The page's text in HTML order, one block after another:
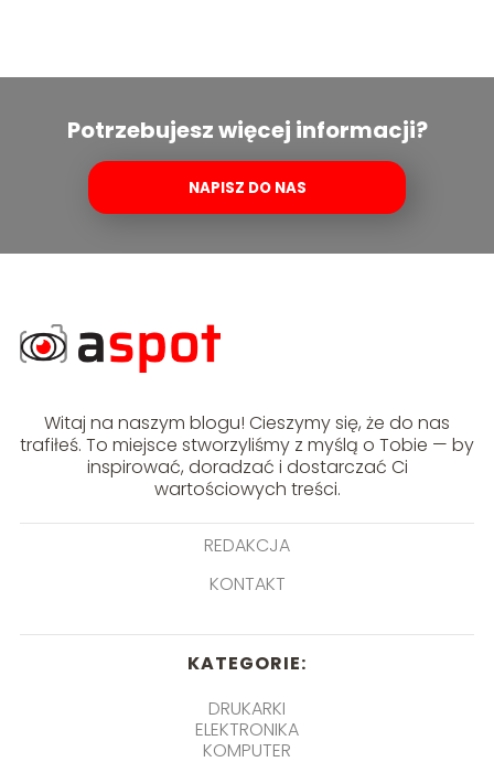
Potrzebujesz więcej informacji?
NAPISZ DO NAS
Witaj na naszym blogu! Cieszymy się, że do nas
trafiłeś. To miejsce stworzyliśmy z myślą o Tobie — by
inspirować, doradzać i dostarczać Ci
wartościowych treści.
REDAKCJA
KONTAKT
KATEGORIE:
DRUKARKI
ELEKTRONIKA
KOMPUTER